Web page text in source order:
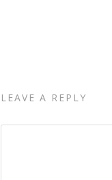
LEAVE A REPLY